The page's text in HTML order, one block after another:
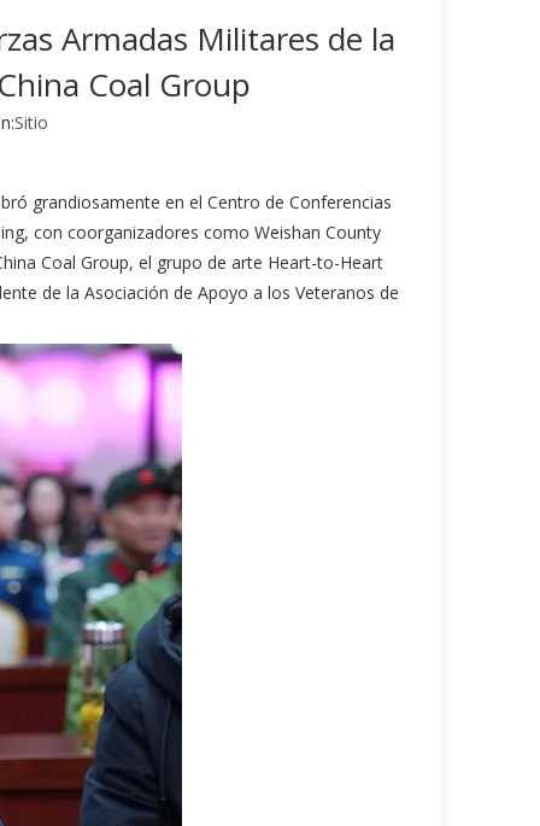
Armadas Militares de la
Coal Group
Sitio
grandiosamente en el Centro de Conferencias
con coorganizadores como Weishan County
Coal Group, el grupo de arte Heart-to-Heart
de la Asociación de Apoyo a los Veteranos de